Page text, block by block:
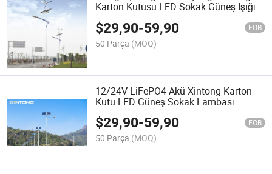
Karton Kutusu LED Sokak Güneş Işığı
$29,90-59,90 FOB
50 Parça (MOQ)
12/24V LiFePO4 Akü Xintong Karton
Kutu LED Güneş Sokak Lambası
$29,90-59,90 FOB
50 Parça (MOQ)